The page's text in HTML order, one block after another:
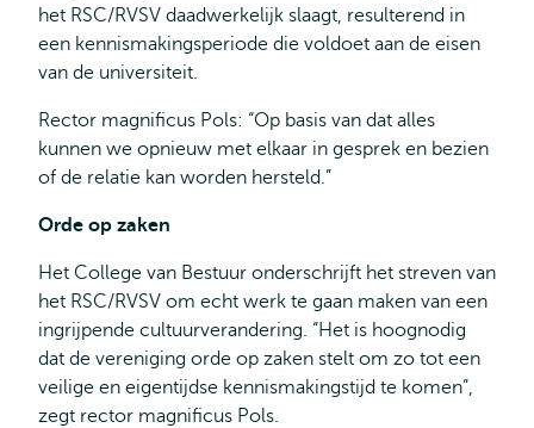
het RSC/RVSV daadwerkelijk slaagt, resulterend in
een kennismakingsperiode die voldoet aan de eisen
van de universiteit.
Rector magnificus Pols: “Op basis van dat alles
kunnen we opnieuw met elkaar in gesprek en bezien
of de relatie kan worden hersteld.”
Orde op zaken
Het College van Bestuur onderschrijft het streven van
het RSC/RVSV om echt werk te gaan maken van een
ingrijpende cultuurverandering. “Het is hoognodig
dat de vereniging orde op zaken stelt om zo tot een
veilige en eigentijdse kennismakingstijd te komen”,
zegt rector magnificus Pols.